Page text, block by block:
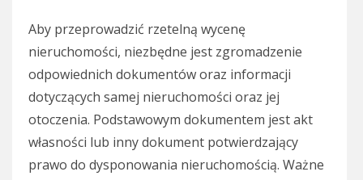
Aby przeprowadzić rzetelną wycenę
nieruchomości, niezbędne jest zgromadzenie
odpowiednich dokumentów oraz informacji
dotyczących samej nieruchomości oraz jej
otoczenia. Podstawowym dokumentem jest akt
własności lub inny dokument potwierdzający
prawo do dysponowania nieruchomością. Ważne